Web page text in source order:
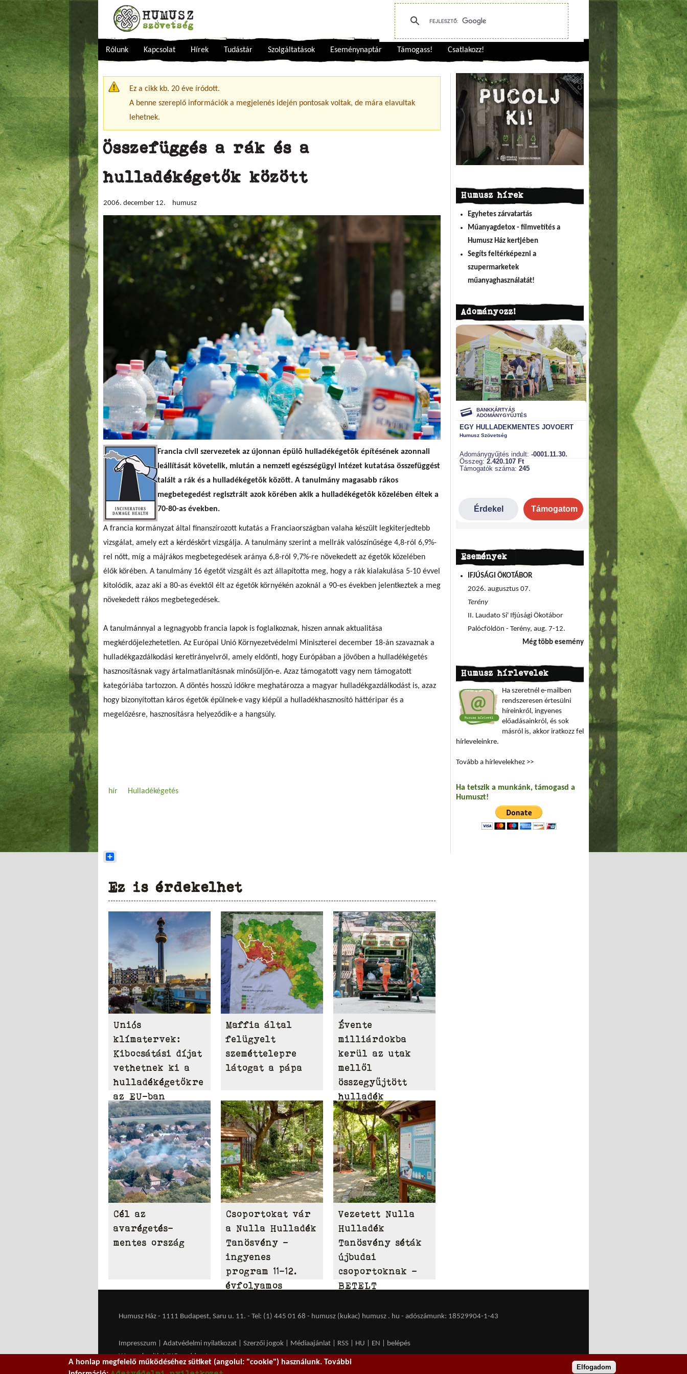
Rólunk Kapcsolat Hírek Tudástár Szolgáltatások Eseménynaptár Támogass! Csatlakozz!
Figyelmeztető üzenet
Ez a cikk kb. 20 éve íródott.
A benne szereplő információk a megjelenés idején pontosak voltak, de mára elavultak
lehetnek.
Összefüggés a rák és a
hulladékégetők között
2006. december 12. humusz
Francia civil szervezetek az újonnan épülõ hulladékégetõk építésének azonnali
leállítását követelik, miután a nemzeti egészségügyi intézet kutatása összefüggést
talált a rák és a hulladékégetõk között. A tanulmány magasabb rákos
megbetegedést regisztrált azok körében akik a hulladékégetõk közelében éltek a
70-80-as években.
A francia kormányzat által finanszírozott kutatás a Franciaországban valaha készült legkiterjedtebb
vizsgálat, amely ezt a kérdéskört vizsgálja. A tanulmány szerint a mellrák valószínűsége 4,8-ról 6,9%-
rel nőtt, míg a májrákos megbetegedések aránya 6,8-ról 9,7%-re növekedett az égetők közelében
élők körében. A tanulmány 16 égetőt vizsgált és azt állapította meg, hogy a rák kialakulása 5-10 évvel
kitolódik, azaz aki a 80-as évektől élt az égetők környékén azoknál a 90-es években jelentkeztek a meg
növekedett rákos megbetegedések.
A tanulmánnyal a legnagyobb francia lapok is foglalkoznak, hiszen annak aktualitása
megkérdőjelezhetetlen. Az Európai Unió Környezetvédelmi Miniszterei december 18-án szavaznak a
hulladékgazdálkodási keretirányelvről, amely eldönti, hogy Európában a jövőben a hulladékégetés
hasznosításnak vagy ártalmatlanításnak minősüljön-e. Azaz támogatott vagy nem támogatott
kategóriába tartozzon. A döntés hosszú időkre meghatározza a magyar hulladékgazdálkodást is, azaz
hogy bizonyítottan káros égetők épülnek-e vagy kiépül a hulladékhasznosító háttéripar és a
megelőzésre, hasznosításra helyeződik-e a hangsúly.
hír Hulladékégetés
Ez is érdekelhet
Uniós
klímatervek:
Kibocsátási díjat
vethetnek ki a
hulladékégetőkre
az EU-ban
Maffia által
felügyelt
szeméttelepre
látogat a pápa
Évente
milliárdokba
kerül az utak
mellől
összegyűjtött
hulladék
eltakarítása
Cél az
avarégetés-
mentes ország
Csoportokat vár
a Nulla Hulladék
Tanösvény –
ingyenes
program 11-12.
évfolyamos
Vezetett Nulla
Hulladék
Tanösvény séták
újbudai
csoportoknak –
BETELT
Humusz hírek
Egyhetes zárvatartás
Műanyagdetox - filmvetítés a
Humusz Ház kertjében
Segíts feltérképezni a
szupermarketek
műanyaghasználatát!
Adományozz!
Események
IFJÚSÁGI ÖKOTÁBOR
2026. augusztus 07.
Terény
II. Laudato Si' Ifjúsági Ökotábor
Palócföldön - Terény, aug. 7-12.
Még több esemény
Humusz hírlevelek
Ha szeretnél e-mailben
rendszeresen értesülni
híreinkről, ingyenes
előadásainkról, és sok
másról is, akkor iratkozz fel
hírleveleinkre.
Tovább a hírlevelekhez >>
Ha tetszik a munkánk, támogasd a
Humuszt!
Humusz Ház - 1111 Budapest, Saru u. 11. - Tel: (1) 445 01 68 - humusz (kukac) humusz . hu - adószámunk: 18529904-1-43
Impresszum Adatvédelmi nyilatkozat Szerzői jogok Médiaajánlat RSS HU EN
belépés
We work withMXGuarddogto prevent spam.
A honlap megfelelő működéséhez sütiket (angolul: "cookie") használunk. További
Elfogadom